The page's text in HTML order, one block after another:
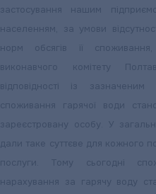
застосування нашим
населенням, за умови
норм обсягів її
виконавчого комітету
відповідності із
споживання гарячої води
зареєстровану особу. У
дали таке суттєве для кожного
послуги. Тому сьогодні
нарахування за гарячу воду